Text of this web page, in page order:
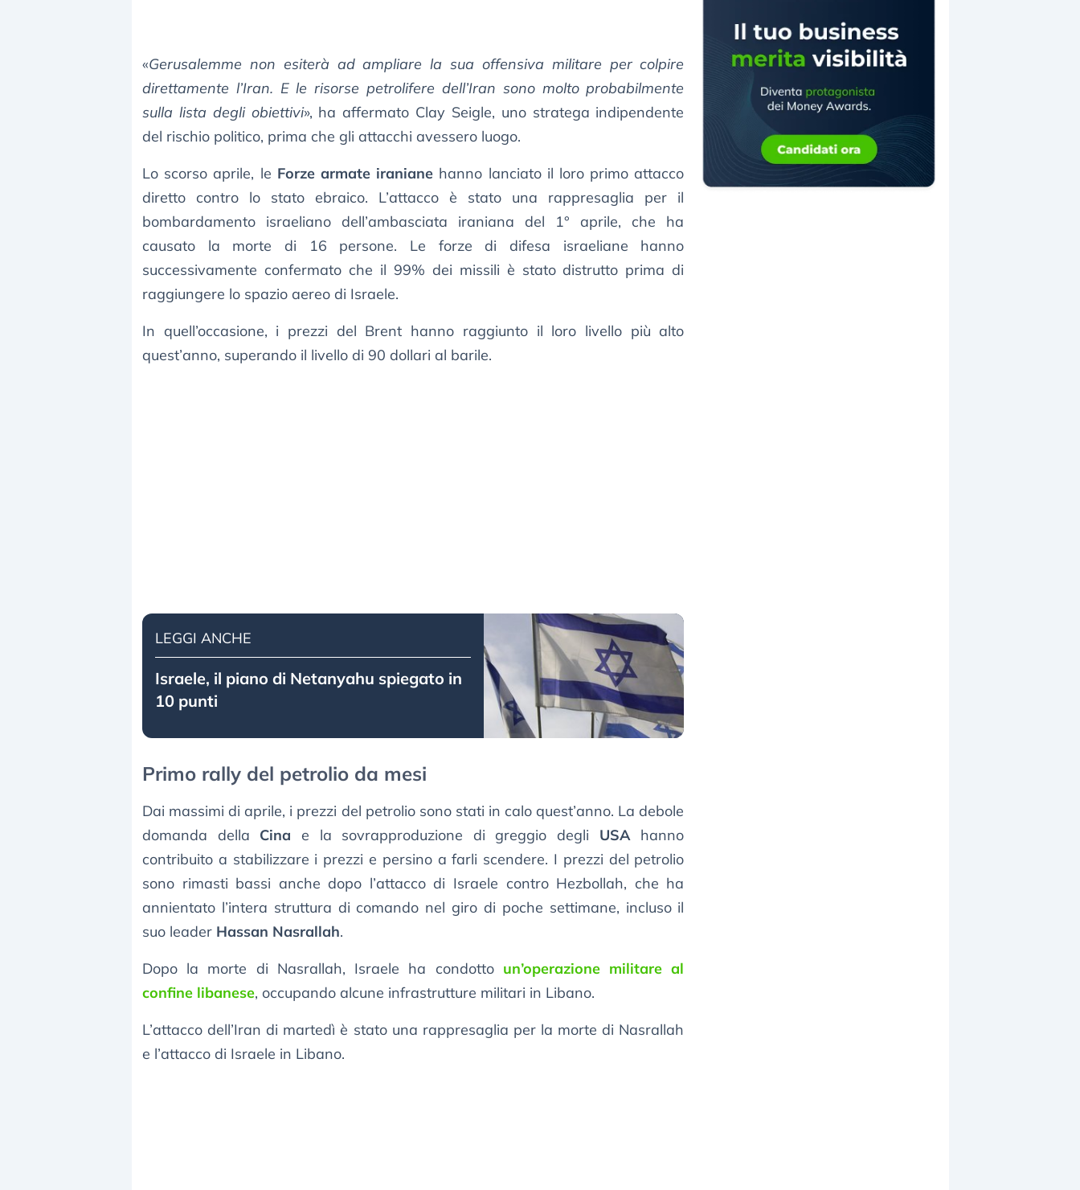
«Gerusalemme non esiterà ad ampliare la sua offensiva militare per colpire
direttamente l’Iran. E le risorse petrolifere dell’Iran sono molto probabilmente
sulla lista degli obiettivi», ha affermato Clay Seigle, uno stratega indipendente
del rischio politico, prima che gli attacchi avessero luogo.
Lo scorso aprile, le Forze armate iraniane hanno lanciato il loro primo attacco
diretto contro lo stato ebraico. L’attacco è stato una rappresaglia per il
bombardamento israeliano dell’ambasciata iraniana del 1° aprile, che ha
causato la morte di 16 persone. Le forze di difesa israeliane hanno
successivamente confermato che il 99% dei missili è stato distrutto prima di
raggiungere lo spazio aereo di Israele.
In quell’occasione, i prezzi del Brent hanno raggiunto il loro livello più alto
quest’anno, superando il livello di 90 dollari al barile.
LEGGI ANCHE
Israele, il piano di Netanyahu spiegato in
10 punti
Primo rally del petrolio da mesi
Dai massimi di aprile, i prezzi del petrolio sono stati in calo quest’anno. La debole
domanda della Cina e la sovrapproduzione di greggio degli USAhanno
contribuito a stabilizzare i prezzi e persino a farli scendere. I prezzi del petrolio
sono rimasti bassi anche dopo l’attacco di Israele contro Hezbollah, che ha
annientato l’intera struttura di comando nel giro di poche settimane, incluso il
suo leader Hassan Nasrallah.
Dopo la morte di Nasrallah, Israele ha condotto un’operazione militare al
confine libanese, occupando alcune infrastrutture militari in Libano.
L’attacco dell’Iran di martedì è stato una rappresaglia per la morte di Nasrallah
e l’attacco di Israele in Libano.